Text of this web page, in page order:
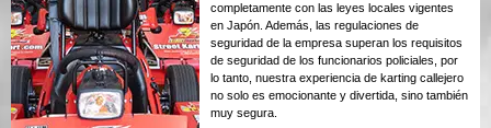
completamente con las leyes locales vigentes
en Japón. Además, las regulaciones de
seguridad de la empresa superan los requisitos
de seguridad de los funcionarios policiales, por
lo tanto, nuestra experiencia de karting callejero
no solo es emocionante y divertida, sino también
muy segura.